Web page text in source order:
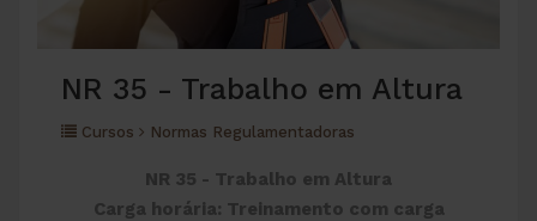
NR 35 - Trabalho em Altura
Cursos Normas Regulamentadoras
NR 35 - Trabalho em Altura
Carga horária: Treinamento com carga